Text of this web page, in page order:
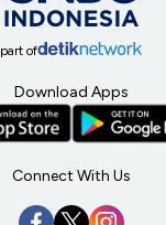
part of
Download Apps
Connect With Us